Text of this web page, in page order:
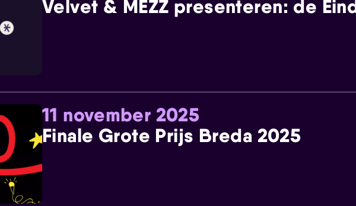
Velvet & MEZZ presenteren: de
11 november 2025
Finale Grote Prijs Breda 2025